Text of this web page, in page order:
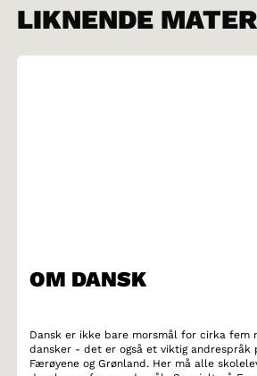
LIKNENDE
OM DANSK
Dansk er ikke bare morsmål for cirka fem
dansker - det er også et viktig andrespråk
Færøyene og Grønland. Her må alle